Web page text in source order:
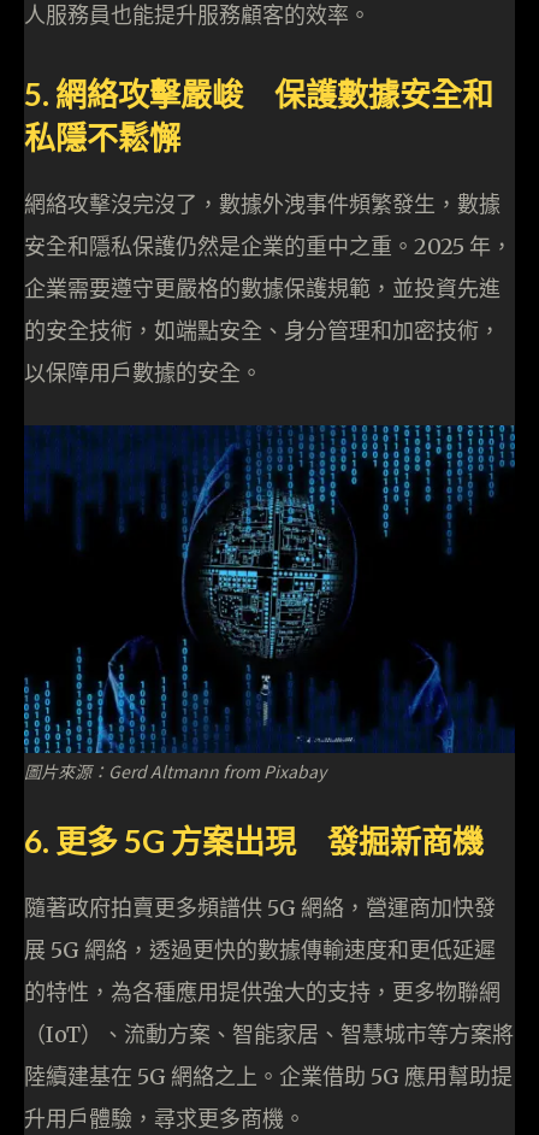
人服務員也能提升服務顧客的效率。
5. 網絡攻擊嚴峻 保護數據安全和
私隱不鬆懈
網絡攻擊沒完沒了，數據外洩事件頻繁發生，數據
安全和隱私保護仍然是企業的重中之重。2025 年，
企業需要遵守更嚴格的數據保護規範，並投資先進
的安全技術，如端點安全、身分管理和加密技術，
以保障用戶數據的安全。
圖片來源：Gerd Altmann from Pixabay
6. 更多 5G 方案出現 發掘新商機
隨著政府拍賣更多頻譜供 5G 網絡，營運商加快發
展 5G 網絡，透過更快的數據傳輸速度和更低延遲
的特性，為各種應用提供強大的支持，更多物聯網
（IoT）、流動方案、智能家居、智慧城市等方案將
陸續建基在 5G 網絡之上。企業借助 5G 應用幫助提
升用戶體驗，尋求更多商機。